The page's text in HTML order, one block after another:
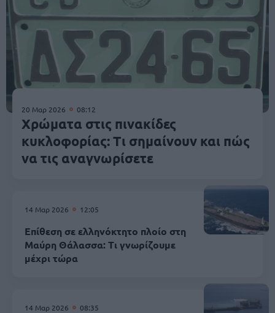
20 Μαρ 2026 08:12
Χρώματα στις πινακίδες
κυκλοφορίας: Τι σημαίνουν και πώς
να τις αναγνωρίσετε
14 Μαρ 2026 12:05
Επίθεση σε ελληνόκτητο πλοίο στη
Μαύρη Θάλασσα: Τι γνωρίζουμε
μέχρι τώρα
14 Μαρ 2026 08:35